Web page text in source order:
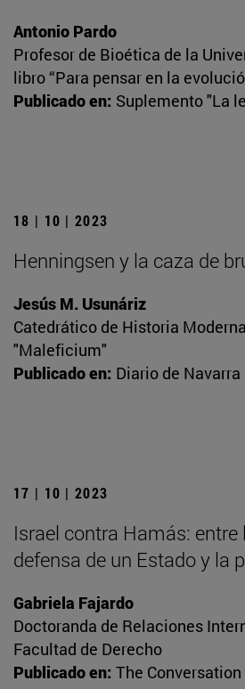
Antonio Pardo
Profesor de Bioética de la
libro “Para pensar en la
Publicado en: Suplemento "La
18 | 10 | 2023
Henningsen y la caza de
Jesús M. Usunáriz
Catedrático de Historia
"Maleficium"
Publicado en: Diario de Navarra
17 | 10 | 2023
Israel contra Hamás:
defensa de un Estado y la
Gabriela Fajardo
Doctoranda de Relaciones
Facultad de Derecho
Publicado en: The Conversation